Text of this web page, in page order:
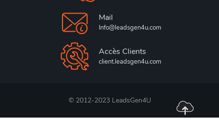
Mail
Info@leadsgen4u.com
Accès Clients
client.leadsgen4u.com
© 2012-2023 LeadsGen4U